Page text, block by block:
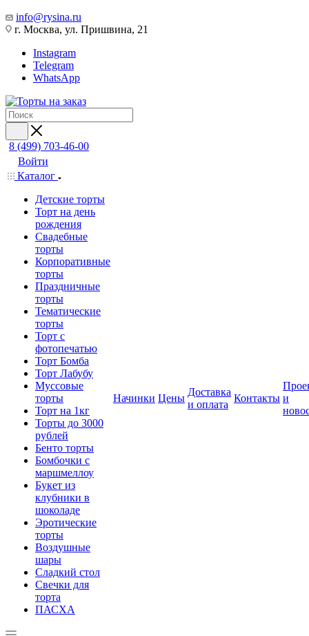
info@rysina.ru
г. Москва, ул. Пришвина, 21
Instagram
Telegram
WhatsApp
8 (499) 703-46-00
Войти
Каталог
Детские торты
Торт на день
рождения
Свадебные
торты
Корпоративные
торты
Праздничные
торты
Тематические
торты
Торт с
фотопечатью
Торт Бомба
Торт Лабубу
Муссовые
торты
Торт на 1кг
Торты до 3000
рублей
Бенто торты
Бомбочки с
маршмеллоу
Букет из
клубники в
шоколаде
Эротические
торты
Воздушные
шары
Сладкий стол
Свечки для
торта
ПАСХА
Начинки Цены
Доставка
и оплата
Контакты и